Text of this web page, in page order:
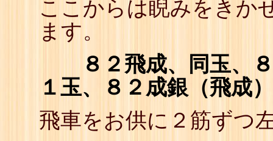
ここからは睨みをきか
ます。
８２飛成、同玉、８
１玉、８２成銀（飛成
飛車をお供に２筋ずつ